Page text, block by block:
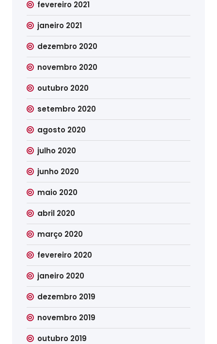
fevereiro 2021
janeiro 2021
dezembro 2020
novembro 2020
outubro 2020
setembro 2020
agosto 2020
julho 2020
junho 2020
maio 2020
abril 2020
março 2020
fevereiro 2020
janeiro 2020
dezembro 2019
novembro 2019
outubro 2019